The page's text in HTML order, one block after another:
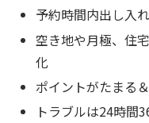
予約時間内出し入
空き地や月極、住
化
ポイントがたまる
トラブルは24時間